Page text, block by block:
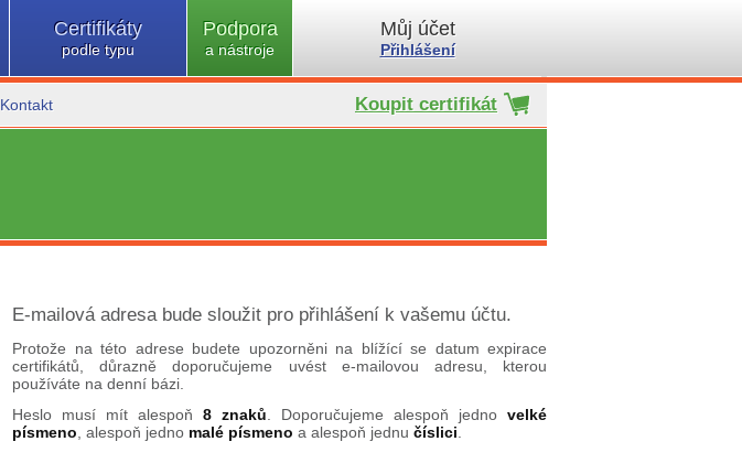
Certifikáty
podle typu
Podpora
a nástroje
Můj účet
Přihlášení
Kontakt Koupit certifikát
E-mailová adresa bude sloužit pro přihlášení k vašemu účtu.
Protože na této adrese budete upozorněni na blížící se datum expirace
certifikátů, důrazně doporučujeme uvést e-mailovou adresu, kterou
používáte na denní bázi.
Heslo musí mít alespoň 8 znaků . Doporučujeme alespoň jedno velké
písmeno , alespoň jedno malé písmeno a alespoň jednu číslici